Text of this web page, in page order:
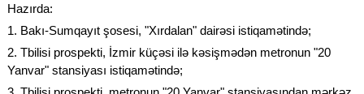
Hazırda:
1. Bakı-Sumqayıt şosesi, "Xırdalan" dairəsi istiqamətində;
2. Tbilisi prospekti, İzmir küçəsi ilə kəsişmədən metronun "20
Yanvar" stansiyası istiqamətində;